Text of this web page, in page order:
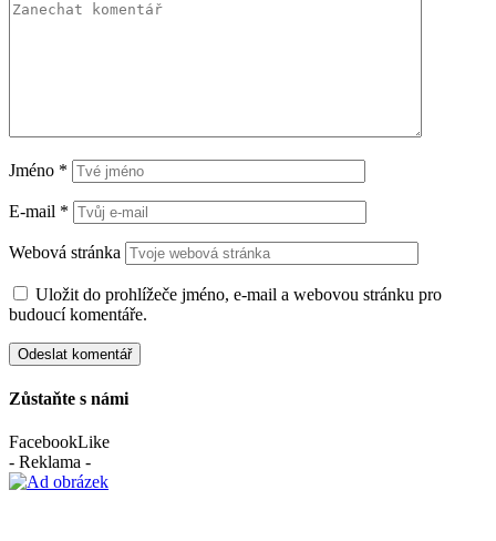
Jméno *
E-mail *
Webová stránka
Uložit do prohlížeče jméno, e-mail a webovou stránku pro
budoucí komentáře.
Zůstaňte s námi
FacebookLike
- Reklama -